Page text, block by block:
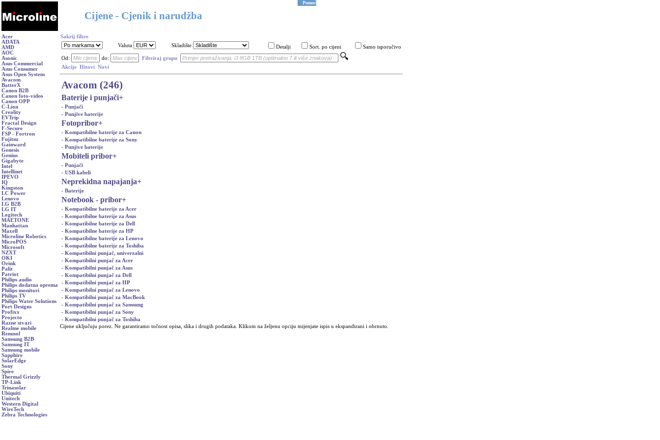
Cijene - Cjenik i narudžba
Pomoć
Acer
ADATA
AMD
AOC
Asonic
Asus Commercial
Asus Consumer
Asus Open System
Avacom
BatterX
Canon B2B
Canon foto-video
Canon OPP
C-Lion
Creality
EVTrip
Fractal Design
F-Secure
FSP - Fortron
Fujitsu
Gainward
Genesis
Genius
Gigabyte
Intel
Intellinet
IPEVO
IQ
Kingston
LC Power
Lenovo
LG B2B
LG IT
Logitech
MAETONE
Manhattan
Maxell
Microline Robotics
MicroPOS
Microsoft
NZXT
OKI
Orink
Palit
Patriot
Philips audio
Philips dodatna oprema
Philips monitori
Philips TV
Philips Water Solutions
Port Designs
Profixx
Projecto
Razne stvari
Realme mobile
Renusol
Samsung B2B
Samsung IT
Samsung mobile
Sapphire
SolarEdge
Sony
Spire
Thermal Grizzly
TP-Link
Trinasolar
Ubiquiti
Unitech
Western Digital
WireTech
Zebra Technologies
Sakrij filtre
Valuta
Skladište Detalji Sort. po cijeni Samo isporučivo
Od: do:
Filtriraj grupu
Akcije Hitovi Novi
Avacom (246)
Baterije i punjači+
- Punjači
- Punjive baterije
Fotopribor+
- Kompatibilne baterije za Canon
- Kompatibilne baterije za Sony
- Punjive baterije
Mobiteli pribor+
- Punjači
- USB kabeli
Neprekidna napajanja+
- Baterije
Notebook - pribor+
- Kompatibilne baterije za Acer
- Kompatibilne baterije za Asus
- Kompatibilne baterije za Dell
- Kompatibilne baterije za HP
- Kompatibilne baterije za Lenovo
- Kompatibilne baterije za Toshiba
- Kompatibilni punjač, univerzalni
- Kompatibilni punjač za Acer
- Kompatibilni punjač za Asus
- Kompatibilni punjač za Dell
- Kompatibilni punjač za HP
- Kompatibilni punjač za Lenovo
- Kompatibilni punjač za MacBook
- Kompatibilni punjač za Samsung
- Kompatibilni punjač za Sony
- Kompatibilni punjač za Toshiba
Cijene uključuju porez. Ne garantiramo točnost opisa, slika i drugih podataka. Klikom na željenu opciju mijenjate ispis u ekspandirani i obrnuto.